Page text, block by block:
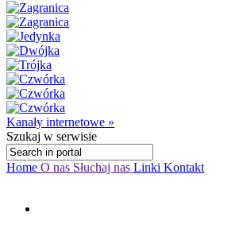
Kanały internetowe »
Szukaj w serwisie
Home O nas Słuchaj nas Linki Kontakt